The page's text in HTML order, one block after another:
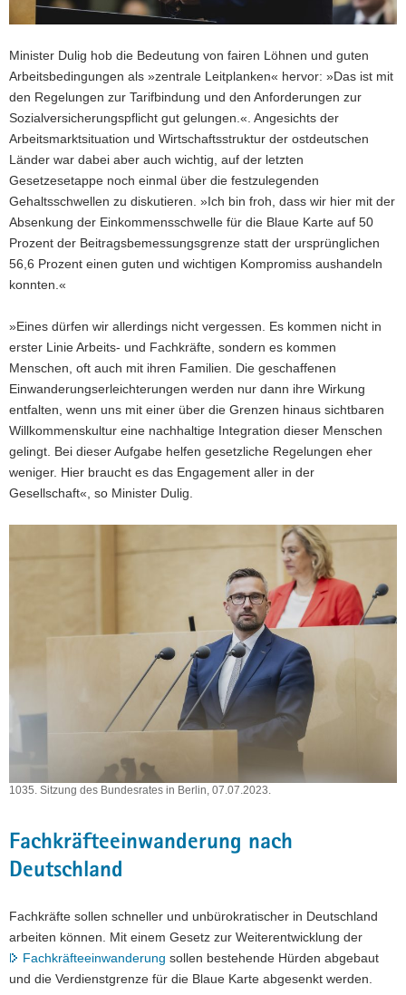
Minister Dulig hob die Bedeutung von fairen Löhnen und guten
Arbeitsbedingungen als »zentrale Leitplanken« hervor: »Das ist mit
den Regelungen zur Tarifbindung und den Anforderungen zur
Sozialversicherungspflicht gut gelungen.«. Angesichts der
Arbeitsmarktsituation und Wirtschaftsstruktur der ostdeutschen
Länder war dabei aber auch wichtig, auf der letzten
Gesetzesetappe noch einmal über die festzulegenden
Gehaltsschwellen zu diskutieren. »Ich bin froh, dass wir hier mit der
Absenkung der Einkommensschwelle für die Blaue Karte auf 50
Prozent der Beitragsbemessungsgrenze statt der ursprünglichen
56,6 Prozent einen guten und wichtigen Kompromiss aushandeln
konnten.«
»Eines dürfen wir allerdings nicht vergessen. Es kommen nicht in
erster Linie Arbeits- und Fachkräfte, sondern es kommen
Menschen, oft auch mit ihren Familien. Die geschaffenen
Einwanderungserleichterungen werden nur dann ihre Wirkung
entfalten, wenn uns mit einer über die Grenzen hinaus sichtbaren
Willkommenskultur eine nachhaltige Integration dieser Menschen
gelingt. Bei dieser Aufgabe helfen gesetzliche Regelungen eher
weniger. Hier braucht es das Engagement aller in der
Gesellschaft«, so Minister Dulig.
1035. Sitzung des Bundesrates in Berlin, 07.07.2023.
Fachkräfteeinwanderung nach
Deutschland
Fachkräfte sollen schneller und unbürokratischer in Deutschland
arbeiten können. Mit einem Gesetz zur Weiterentwicklung der
Fachkräfteeinwanderung sollen bestehende Hürden abgebaut
und die Verdienstgrenze für die Blaue Karte abgesenkt werden.